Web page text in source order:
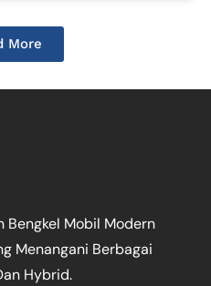
More
Bengkel Mobil Modern
Menangani Berbagai
Hybrid.